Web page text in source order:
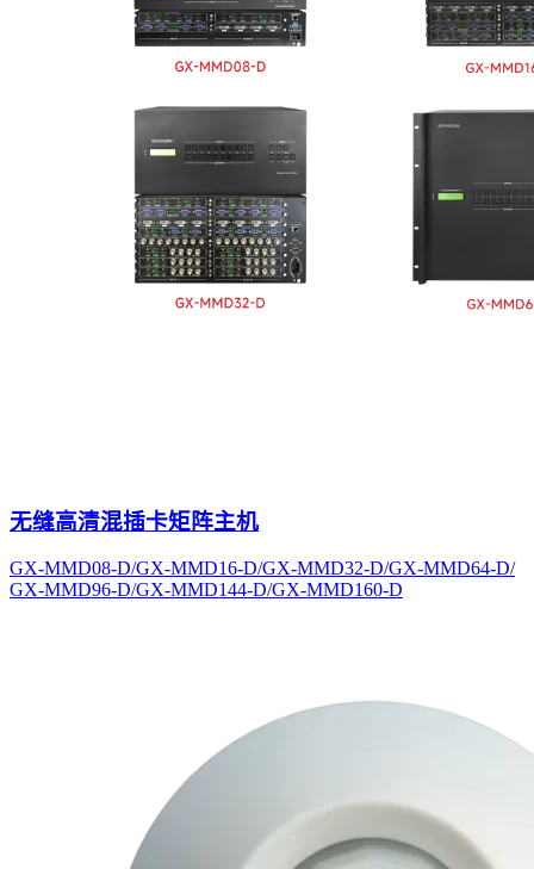
无缝高清混插卡矩阵主机
GX-MMD08-D/GX-MMD16-D/GX-MMD32-D/GX-MMD64-D/
GX-MMD96-D/GX-MMD144-D/GX-MMD160-D